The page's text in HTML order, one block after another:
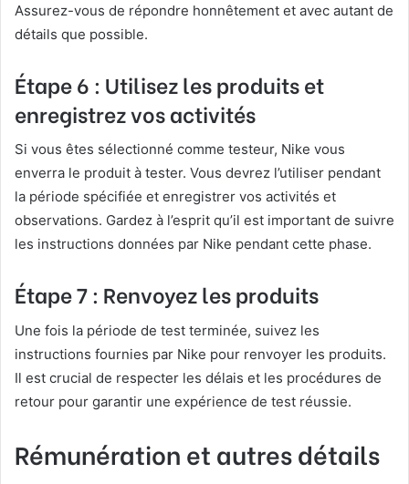
Assurez-vous de répondre honnêtement et avec autant de
détails que possible.
Étape 6 : Utilisez les produits et
enregistrez vos activités
Si vous êtes sélectionné comme testeur, Nike vous
enverra le produit à tester. Vous devrez l’utiliser pendant
la période spécifiée et enregistrer vos activités et
observations. Gardez à l’esprit qu’il est important de suivre
les instructions données par Nike pendant cette phase.
Étape 7 : Renvoyez les produits
Une fois la période de test terminée, suivez les
instructions fournies par Nike pour renvoyer les produits.
Il est crucial de respecter les délais et les procédures de
retour pour garantir une expérience de test réussie.
Rémunération et autres détails